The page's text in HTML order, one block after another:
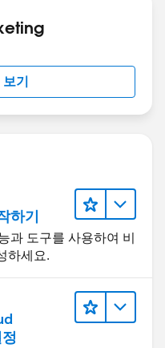
보기
하기
과 도구를 사용하여 비
하세요.